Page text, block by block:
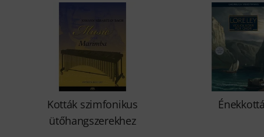
Kották szimfonikus
ütőhangszerekhez